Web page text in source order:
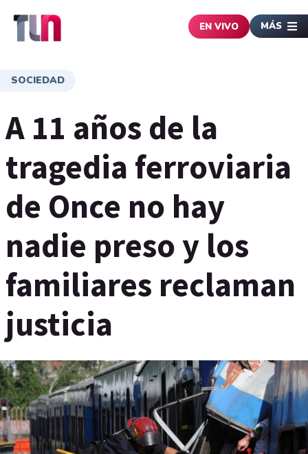
EN VIVO MÁS
SOCIEDAD
A 11 años de la
tragedia ferroviaria
de Once no hay
nadie preso y los
familiares reclaman
justicia